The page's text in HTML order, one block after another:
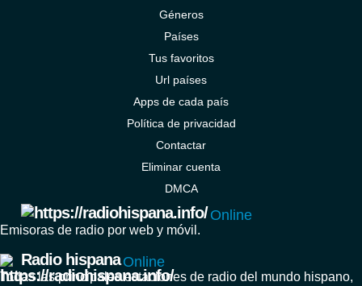
Géneros
Países
Tus favoritos
Url países
Apps de cada país
Política de privacidad
Contactar
Eliminar cuenta
DMCA
Online
Emisoras de radio por web y móvil.
Radio hispana Online
Todas las principales estaciones de radio del mundo hispano,